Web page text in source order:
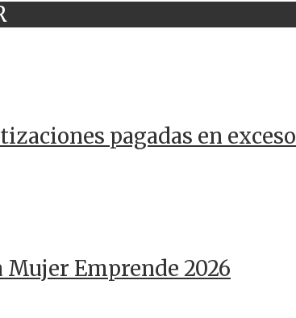
pagadas en exceso
Emprende 2026